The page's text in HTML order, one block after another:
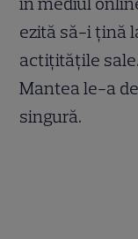
ezită să-i țină
actițitățile
Mantea le-a
singură.